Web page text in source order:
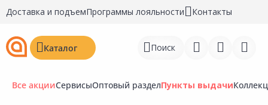
Доставка и подъемПрограммы лояльности Контакты
Каталог Поиск
Все акцииСервисыОптовый разделПункты выдачи